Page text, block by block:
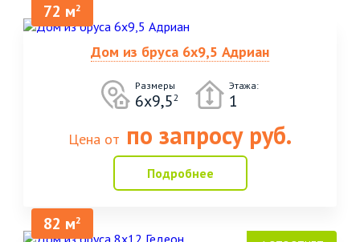
72 м2
Дом из бруса 6х9,5 Адриан
Размеры
6х9,52
Этажа:
1
Цена от по запросу руб.
Подробнее
82 м2